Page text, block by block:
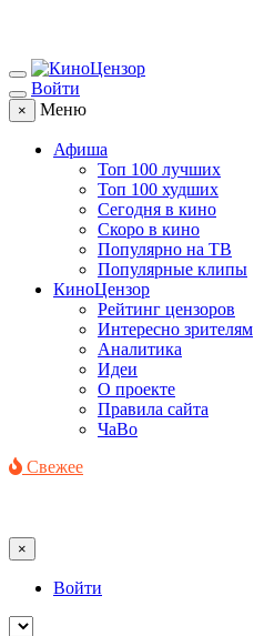
Войти
× Меню
Афиша
Топ 100 лучших
Топ 100 худших
Сегодня в кино
Скоро в кино
Популярно на ТВ
Популярные клипы
КиноЦензор
Рейтинг цензоров
Интересно зрителям
Аналитика
Идеи
О проекте
Правила сайта
ЧаВо
Свежее
×
Войти